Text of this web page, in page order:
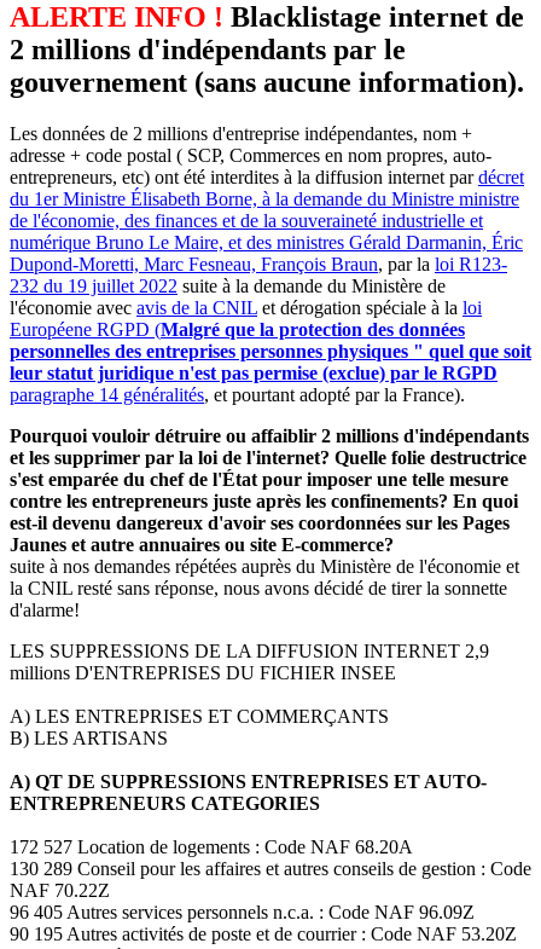
ALERTE INFO ! Blacklistage internet de
2 millions d'indépendants par le
gouvernement (sans aucune information).
Les données de 2 millions d'entreprise indépendantes, nom +
adresse + code postal ( SCP, Commerces en nom propres, auto-
entrepreneurs, etc) ont été interdites à la diffusion internet pardécret
du 1er Ministre Élisabeth Borne, à la demande du Ministre ministre
de l'économie, des finances et de la souveraineté industrielle et
numérique Bruno Le Maire, et des ministres Gérald Darmanin, Éric
Dupond-Moretti, Marc Fesneau, François Braun, par la loi R123-
232 du 19 juillet 2022 suite à la demande du Ministère de
l'économie avec avis de la CNIL et dérogation spéciale à la loi
Européene RGPD (Malgré que la protection des données
personnelles des entreprises personnes physiques " quel que soit
leur statut juridique n'est pas permise (exclue) par le RGPD
paragraphe 14 généralités, et pourtant adopté par la France).
Pourquoi vouloir détruire ou affaiblir 2 millions d'indépendants
et les supprimer par la loi de l'internet? Quelle folie destructrice
s'est emparée du chef de l'État pour imposer une telle mesure
contre les entrepreneurs juste après les confinements? En quoi
est-il devenu dangereux d'avoir ses coordonnées sur les Pages
Jaunes et autre annuaires ou site E-commerce?
suite à nos demandes répétées auprès du Ministère de l'économie et
la CNIL resté sans réponse, nous avons décidé de tirer la sonnette
d'alarme!
LES SUPPRESSIONS DE LA DIFFUSION INTERNET 2,9
millions D'ENTREPRISES DU FICHIER INSEE
A) LES ENTREPRISES ET COMMERÇANTS
B) LES ARTISANS
A) QT DE SUPPRESSIONS ENTREPRISES ET AUTO-
ENTREPRENEURS CATEGORIES
172 527 Location de logements : Code NAF 68.20A
130 289 Conseil pour les affaires et autres conseils de gestion : Code
NAF 70.22Z
96 405 Autres services personnels n.c.a. : Code NAF 96.09Z
90 195 Autres activités de poste et de courrier : Code NAF 53.20Z